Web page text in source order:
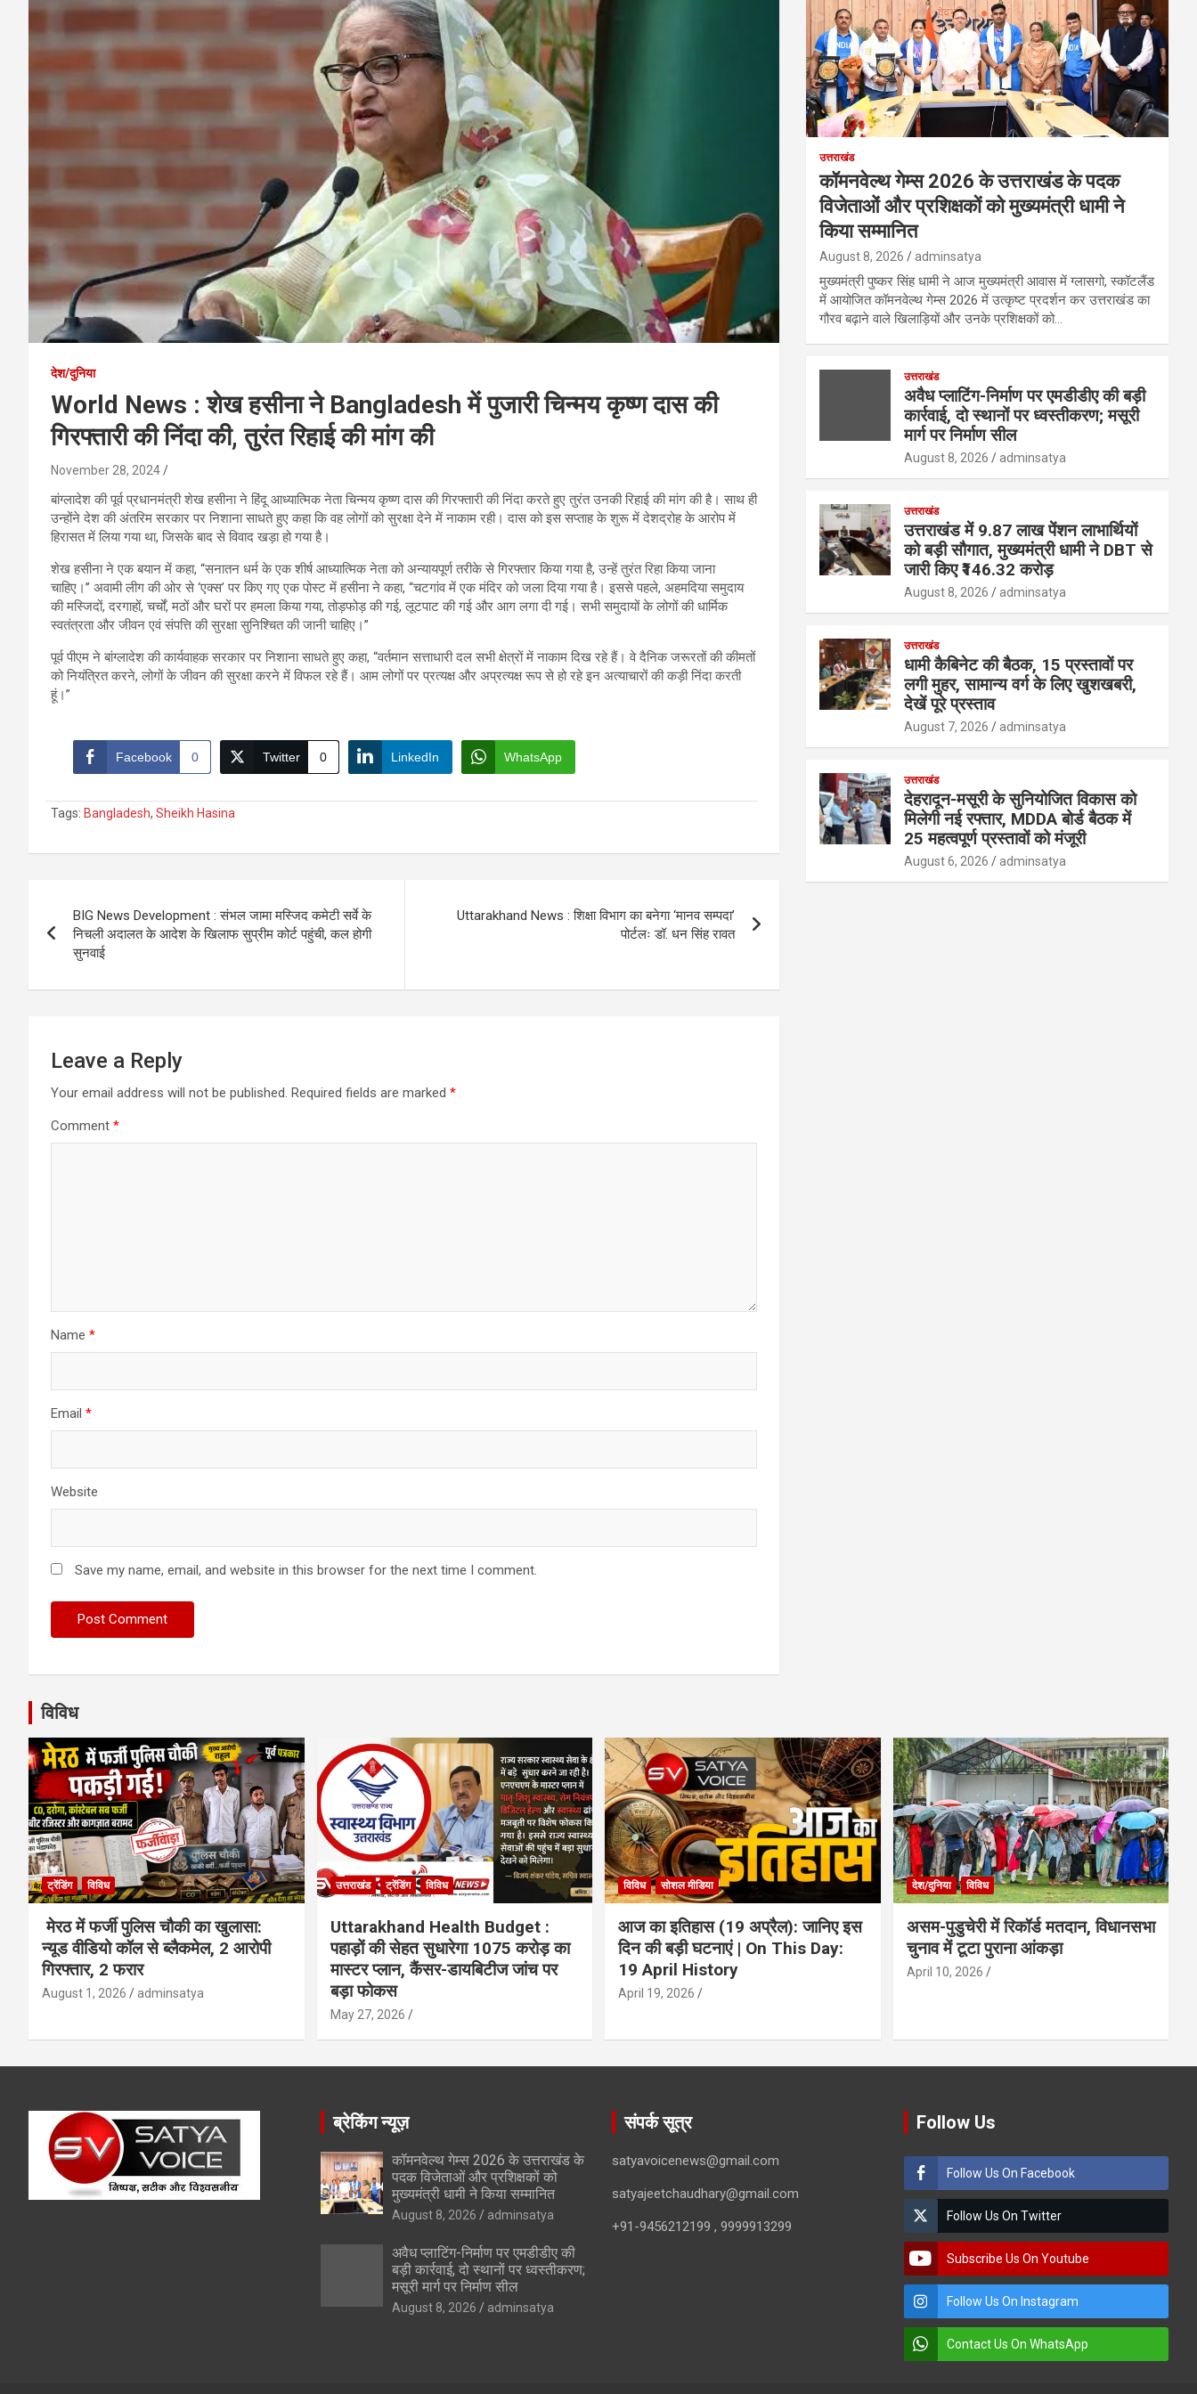
देश/दुनिया
World News : शेख हसीना ने Bangladesh में पुजारी चिन्मय कृष्ण दास की
गिरफ्तारी की निंदा की, तुरंत रिहाई की मांग की
November 28, 2024
बांग्लादेश की पूर्व प्रधानमंत्री शेख हसीना ने हिंदू आध्यात्मिक नेता चिन्मय कृष्ण दास की गिरफ्तारी की निंदा करते हुए तुरंत उनकी रिहाई की मांग की है। साथ ही
उन्होंने देश की अंतरिम सरकार पर निशाना साधते हुए कहा कि वह लोगों को सुरक्षा देने में नाकाम रही। दास को इस सप्ताह के शुरू में देशद्रोह के आरोप में
हिरासत में लिया गया था, जिसके बाद से विवाद खड़ा हो गया है।
शेख हसीना ने एक बयान में कहा, ‘‘सनातन धर्म के एक शीर्ष आध्यात्मिक नेता को अन्यायपूर्ण तरीके से गिरफ्तार किया गया है, उन्हें तुरंत रिहा किया जाना
चाहिए।’’ अवामी लीग की ओर से ‘एक्स’ पर किए गए एक पोस्ट में हसीना ने कहा, ‘‘चटगांव में एक मंदिर को जला दिया गया है। इससे पहले, अहमदिया समुदाय
की मस्जिदों, दरगाहों, चर्चों, मठों और घरों पर हमला किया गया, तोड़फोड़ की गई, लूटपाट की गई और आग लगा दी गई। सभी समुदायों के लोगों की धार्मिक
स्वतंत्रता और जीवन एवं संपत्ति की सुरक्षा सुनिश्चित की जानी चाहिए।’’
पूर्व पीएम ने बांग्लादेश की कार्यवाहक सरकार पर निशाना साधते हुए कहा, “वर्तमान सत्ताधारी दल सभी क्षेत्रों में नाकाम दिख रहे हैं। वे दैनिक जरूरतों की कीमतों
को नियंत्रित करने, लोगों के जीवन की सुरक्षा करने में विफल रहे हैं। आम लोगों पर प्रत्यक्ष और अप्रत्यक्ष रूप से हो रहे इन अत्याचारों की कड़ी निंदा करती
हूं।”
Facebook 0 Twitter 0 LinkedIn WhatsApp
Tags: Bangladesh, Sheikh Hasina
navigation
BIG News Development : संभल जामा मस्जिद कमेटी सर्वे के
निचली अदालत के आदेश के खिलाफ सुप्रीम कोर्ट पहुंची, कल होगी
सुनवाई
Uttarakhand News : शिक्षा विभाग का बनेगा ‘मानव सम्पदा’
पोर्टलः डॉ. धन सिंह रावत
Leave a Reply
Your email address will not be published. Required fields are marked *
Comment *
Name *
Email *
Website
Save my name, email, and website in this browser for the next time I comment.
उत्तराखंड
कॉमनवेल्थ गेम्स 2026 के उत्तराखंड के पदक
विजेताओं और प्रशिक्षकों को मुख्यमंत्री धामी ने
किया सम्मानित
August 8, 2026 adminsatya
मुख्यमंत्री पुष्कर सिंह धामी ने आज मुख्यमंत्री आवास में ग्लासगो, स्कॉटलैंड
में आयोजित कॉमनवेल्थ गेम्स 2026 में उत्कृष्ट प्रदर्शन कर उत्तराखंड का
गौरव बढ़ाने वाले खिलाड़ियों और उनके प्रशिक्षकों को…
उत्तराखंड
अवैध प्लाटिंग-निर्माण पर एमडीडीए की बड़ी
कार्रवाई, दो स्थानों पर ध्वस्तीकरण; मसूरी
मार्ग पर निर्माण सील
August 8, 2026 adminsatya
उत्तराखंड
उत्तराखंड में 9.87 लाख पेंशन लाभार्थियों
को बड़ी सौगात, मुख्यमंत्री धामी ने DBT से
जारी किए ₹146.32 करोड़
August 8, 2026 adminsatya
उत्तराखंड
धामी कैबिनेट की बैठक, 15 प्रस्तावों पर
लगी मुहर, सामान्य वर्ग के लिए खुशखबरी,
देखें पूरे प्रस्ताव
August 7, 2026 adminsatya
उत्तराखंड
देहरादून-मसूरी के सुनियोजित विकास को
मिलेगी नई रफ्तार, MDDA बोर्ड बैठक में
25 महत्वपूर्ण प्रस्तावों को मंजूरी
August 6, 2026 adminsatya
विविध
ट्रेंडिंग विविध
मेरठ में फर्जी पुलिस चौकी का खुलासा:
न्यूड वीडियो कॉल से ब्लैकमेल, 2 आरोपी
गिरफ्तार, 2 फरार
August 1, 2026 adminsatya
उत्तराखंड ट्रेंडिंग विविध
Uttarakhand Health Budget :
पहाड़ों की सेहत सुधारेगा 1075 करोड़ का
मास्टर प्लान, कैंसर-डायबिटीज जांच पर
बड़ा फोकस
May 27, 2026
विविध सोशल मीडिया
आज का इतिहास (19 अप्रैल): जानिए इस
दिन की बड़ी घटनाएं | On This Day:
19 April History
April 19, 2026
देश/दुनिया विविध
असम-पुडुचेरी में रिकॉर्ड मतदान, विधानसभा
चुनाव में टूटा पुराना आंकड़ा
April 10, 2026
ब्रेकिंग न्यूज़
कॉमनवेल्थ गेम्स 2026 के उत्तराखंड के
पदक विजेताओं और प्रशिक्षकों को
मुख्यमंत्री धामी ने किया सम्मानित
August 8, 2026 adminsatya
अवैध प्लाटिंग-निर्माण पर एमडीडीए की
बड़ी कार्रवाई, दो स्थानों पर ध्वस्तीकरण;
मसूरी मार्ग पर निर्माण सील
August 8, 2026 adminsatya
संपर्क सूत्र
satyavoicenews@gmail.com
satyajeetchaudhary@gmail.com
+91-9456212199 , 9999913299
Follow Us
Follow Us On Facebook
Follow Us On Twitter
Subscribe Us On Youtube
Follow Us On Instagram
Contact Us On WhatsApp